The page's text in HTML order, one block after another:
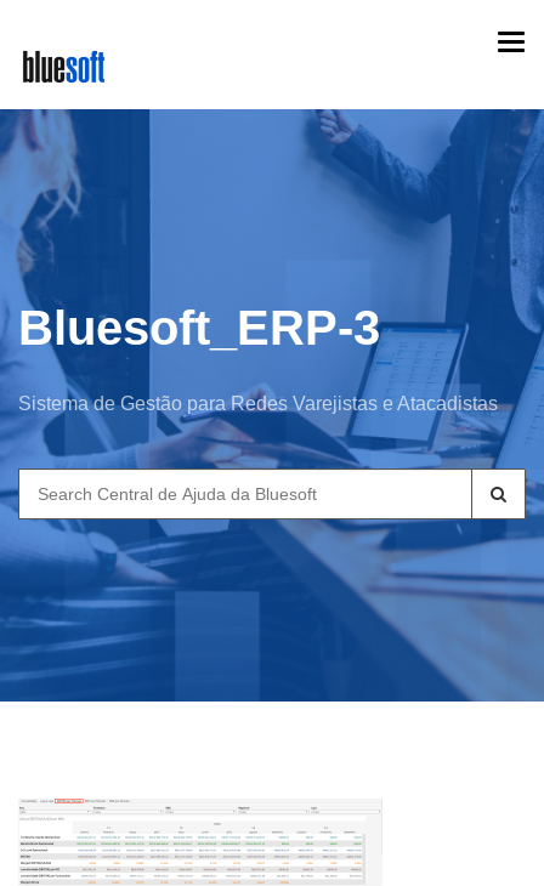
main
content
Bluesoft_ERP-3
Sistema de Gestão para Redes Varejistas e Atacadistas
Search
for: